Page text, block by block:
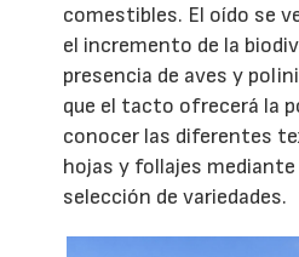
comestibles. El oído se
el incremento de la
presencia de aves y
que el tacto ofrecerá la
conocer las diferentes
hojas y follajes mediante
selección de variedades.